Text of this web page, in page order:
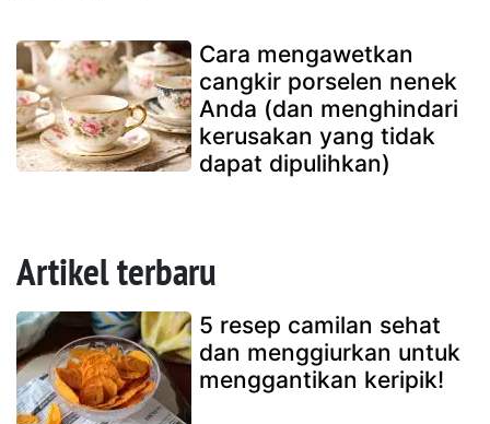
Cara mengawetkan
cangkir porselen nenek
Anda (dan menghindari
kerusakan yang tidak
dapat dipulihkan)
Artikel terbaru
5 resep camilan sehat
dan menggiurkan untuk
menggantikan keripik!